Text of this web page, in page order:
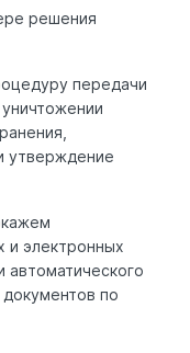
решения
передачи
утверждение
и электронных
автоматического
по